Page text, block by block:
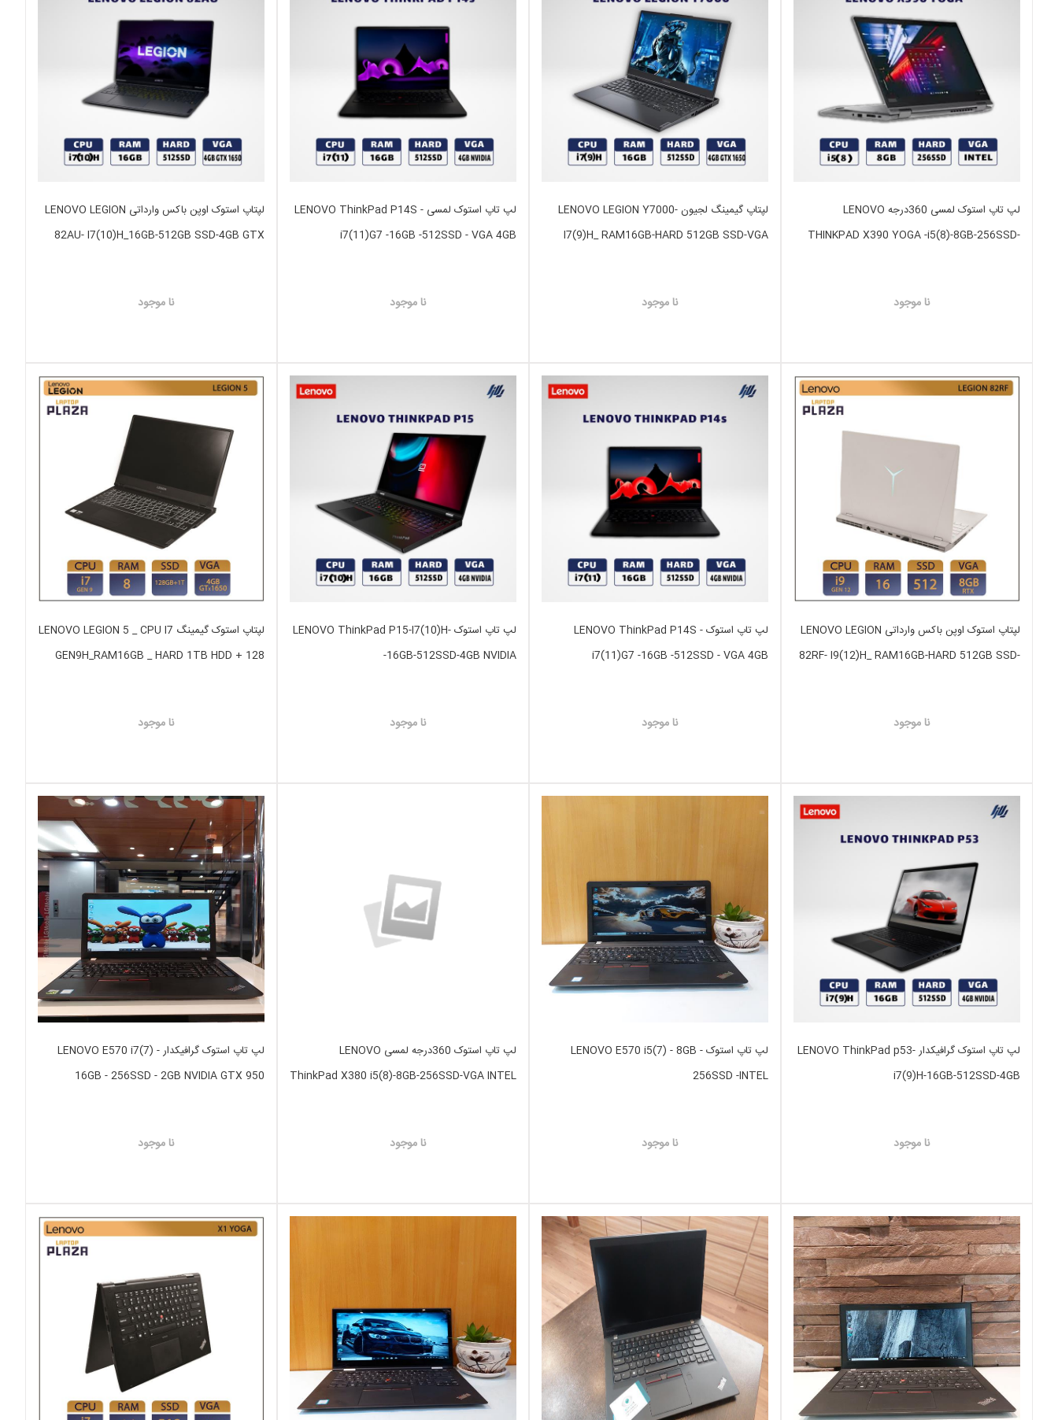
لپ تاپ استوک لمسی 360درجه LENOVO
THINKPAD X390 YOGA -i5(8)-8GB-256SSD-
نا موجود
لپتاپ گیمینگ لجیون LENOVO LEGION Y7000-
I7(9)H_ RAM16GB-HARD 512GB SSD-VGA
نا موجود
لپ تاپ استوک لمسی LENOVO ThinkPad P14S -
i7(11)G7 -16GB -512SSD - VGA 4GB
نا موجود
لپتاپ استوک اوپن باکس وارداتی LENOVO LEGION
82AU- I7(10)H_16GB-512GB SSD-4GB GTX
نا موجود
لپتاپ استوک اوپن باکس وارداتی LENOVO LEGION
82RF- I9(12)H_ RAM16GB-HARD 512GB SSD-
نا موجود
لپ تاپ استوک LENOVO ThinkPad P14S -
i7(11)G7 -16GB -512SSD - VGA 4GB
نا موجود
لپ تاپ استوک LENOVO ThinkPad P15-I7(10)H-
16GB-512SSD-4GB NVIDIA-
نا موجود
لپتاپ استوک گیمینگ LENOVO LEGION 5 _ CPU I7
GEN9H_RAM16GB _ HARD 1TB HDD + 128
نا موجود
لپ تاپ استوک گرافیکدار LENOVO ThinkPad p53-
i7(9)H-16GB-512SSD-4GB
نا موجود
لپ تاپ استوک LENOVO E570 i5(7) - 8GB -
256SSD -INTEL
نا موجود
لپ تاپ استوک 360درجه لمسی LENOVO
ThinkPad X380 i5(8)-8GB-256SSD-VGA INTEL
نا موجود
لپ تاپ استوک گرافیکدار LENOVO E570 i7(7) -
16GB - 256SSD - 2GB NVIDIA GTX 950
نا موجود